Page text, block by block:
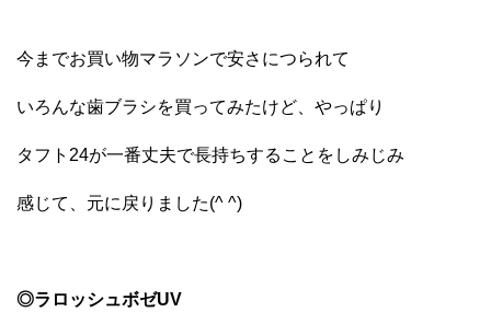
今までお買い物マラソンで安さにつられて
いろんな歯ブラシを買ってみたけど、やっぱり
タフト24が一番丈夫で長持ちすることをしみじみ
感じて、元に戻りました(^ ^)
◎ラロッシュボゼUV